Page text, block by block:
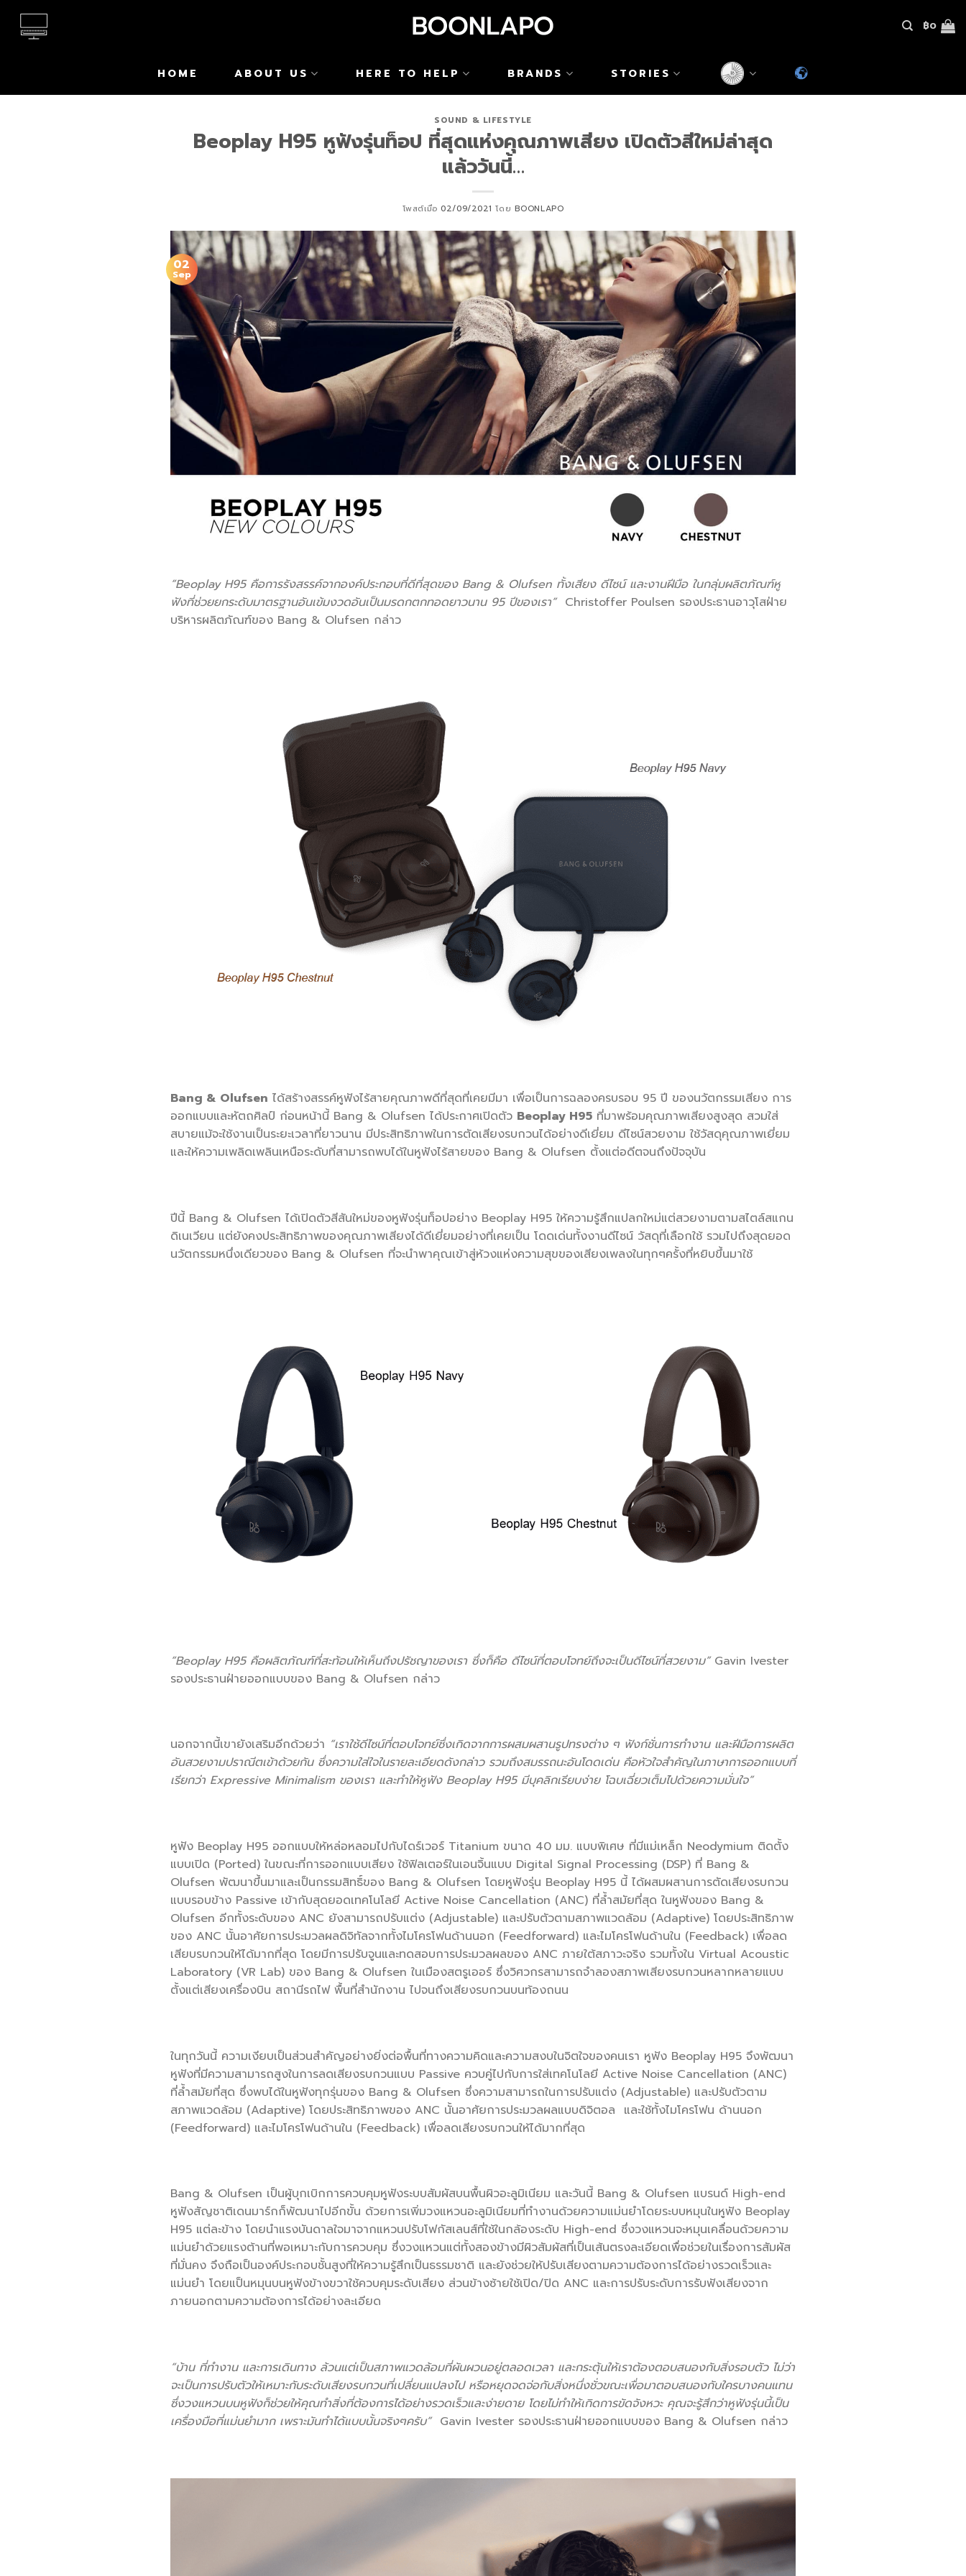
content
฿0
HOME ABOUT US HERE TO HELP BRANDS STORIES
SOUND & LIFESTYLE
Beoplay H95 หูฟังรุ่นท็อป ที่สุดแห่งคุณภาพเสียง เปิดตัวสีใหม่ล่าสุด
แล้ววันนี้…
โพสต์เมื่อ02/09/2021 โดย BOONLAPO
02
Sep
“Beoplay H95 คือการรังสรรค์จากองค์ประกอบที่ดีที่สุดของ Bang & Olufsen ทั้งเสียง ดีไซน์ และงานฝีมือ ในกลุ่มผลิตภัณฑ์หู
ฟังที่ช่วยยกระดับมาตรฐานอันเข้มงวดอันเป็นมรดกตกทอดยาวนาน 95 ปีของเรา”Christoffer Poulsen รองประธานอาวุโสฝ่าย
บริหารผลิตภัณฑ์ของ Bang & Olufsen กล่าว
Bang & Olufsen ได้สร้างสรรค์หูฟังไร้สายคุณภาพดีที่สุดที่เคยมีมา เพื่อเป็นการฉลองครบรอบ 95 ปี ของนวัตกรรมเสียง การ
ออกแบบและหัตถศิลป์ ก่อนหน้านี้ Bang & Olufsen ได้ประกาศเปิดตัว Beoplay H95 ที่มาพร้อมคุณภาพเสียงสูงสุด สวมใส่
สบายแม้จะใช้งานเป็นระยะเวลาที่ยาวนาน มีประสิทธิภาพในการตัดเสียงรบกวนได้อย่างดีเยี่ยม ดีไซน์สวยงาม ใช้วัสดุคุณภาพเยี่ยม
และให้ความเพลิดเพลินเหนือระดับที่สามารถพบได้ในหูฟังไร้สายของ Bang & Olufsen ตั้งแต่อดีตจนถึงปัจจุบัน
ปีนี้ Bang & Olufsen ได้เปิดตัวสีสันใหม่ของหูฟังรุ่นท็อปอย่าง Beoplay H95 ให้ความรู้สึกแปลกใหม่แต่สวยงามตามสไตล์สแกน
ดิเนเวียน แต่ยังคงประสิทธิภาพของคุณภาพเสียงได้ดีเยี่ยมอย่างที่เคยเป็น โดดเด่นทั้งงานดีไซน์ วัสดุที่เลือกใช้ รวมไปถึงสุดยอด
นวัตกรรมหนึ่งเดียวของ Bang & Olufsen ที่จะนำพาคุณเข้าสู่ห้วงแห่งความสุขของเสียงเพลงในทุกๆครั้งที่หยิบขึ้นมาใช้
“Beoplay H95 คือผลิตภัณฑ์ที่สะท้อนให้เห็นถึงปรัชญาของเรา ซึ่งก็คือ ดีไซน์ที่ตอบโจทย์ถึงจะเป็นดีไซน์ที่สวยงาม”Gavin Ivester
รองประธานฝ่ายออกแบบของ Bang & Olufsen กล่าว
นอกจากนี้เขายังเสริมอีกด้วยว่า “เราใช้ดีไซน์ที่ตอบโจทย์ซึ่งเกิดจากการผสมผสานรูปทรงต่าง ๆ ฟังก์ชั่นการทำงาน และฝีมือการผลิต
อันสวยงามปราณีตเข้าด้วยกัน ซึ่งความใส่ใจในรายละเอียดดังกล่าว รวมถึงสมรรถนะอันโดดเด่น คือหัวใจสำคัญในภาษาการออกแบบที่
เรียกว่า Expressive Minimalism ของเรา และทำให้หูฟัง Beoplay H95 มีบุคลิกเรียบง่าย โฉบเฉี่ยวเต็มไปด้วยความมั่นใจ”
หูฟัง Beoplay H95 ออกแบบให้หล่อหลอมไปกับไดร์เวอร์ Titanium ขนาด 40 มม. แบบพิเศษ ที่มีแม่เหล็ก Neodymium ติดตั้ง
แบบเปิด (Ported) ในขณะที่การออกแบบเสียง ใช้ฟิลเตอร์ในเอนจิ้นแบบ Digital Signal Processing (DSP) ที่ Bang &
Olufsen พัฒนาขึ้นมาและเป็นกรรมสิทธิ์ของ Bang & Olufsen โดยหูฟังรุ่น Beoplay H95 นี้ ได้ผสมผสานการตัดเสียงรบกวน
แบบรอบข้าง Passive เข้ากับสุดยอดเทคโนโลยี Active Noise Cancellation (ANC) ที่ล้ำสมัยที่สุด ในหูฟังของ Bang &
Olufsen อีกทั้งระดับของ ANC ยังสามารถปรับแต่ง (Adjustable) และปรับตัวตามสภาพแวดล้อม (Adaptive) โดยประสิทธิภาพ
ของ ANC นั้นอาศัยการประมวลผลดิจิทัลจากทั้งไมโครโฟนด้านนอก (Feedforward) และไมโครโฟนด้านใน (Feedback) เพื่อลด
เสียบรบกวนให้ได้มากที่สุด โดยมีการปรับจูนและทดสอบการประมวลผลของ ANC ภายใต้สภาวะจริง รวมทั้งใน Virtual Acoustic
Laboratory (VR Lab) ของ Bang & Olufsen ในเมืองสตรูเออร์ ซึ่งวิศวกรสามารถจำลองสภาพเสียงรบกวนหลากหลายแบบ
ตั้งแต่เสียงเครื่องบิน สถานีรถไฟ พื้นที่สำนักงาน ไปจนถึงเสียงรบกวนบนท้องถนน
ในทุกวันนี้ ความเงียบเป็นส่วนสำคัญอย่างยิ่งต่อพื้นที่ทางความคิดและความสงบในจิตใจของคนเรา หูฟัง Beoplay H95 จึงพัฒนา
หูฟังที่มีความสามารถสูงในการลดเสียงรบกวนแบบ Passive ควบคู่ไปกับการใส่เทคโนโลยี Active Noise Cancellation (ANC)
ที่ล้ำสมัยที่สุด ซึ่งพบได้ในหูฟังทุกรุ่นของ Bang & Olufsen ซึ่งความสามารถในการปรับแต่ง (Adjustable) และปรับตัวตาม
สภาพแวดล้อม (Adaptive) โดยประสิทธิภาพของ ANC นั้นอาศัยการประมวลผลแบบดิจิตอล และใช้ทั้งไมโครโฟน ด้านนอก
(Feedforward) และไมโครโฟนด้านใน (Feedback) เพื่อลดเสียงรบกวนให้ได้มากที่สุด
Bang & Olufsen เป็นผู้บุกเบิกการควบคุมหูฟังระบบสัมผัสบนพื้นผิวอะลูมิเนียม และวันนี้ Bang & Olufsen แบรนด์ High-end
หูฟังสัญชาติเดนมาร์กก็พัฒนาไปอีกขั้น ด้วยการเพิ่มวงแหวนอะลูมิเนียมที่ทำงานด้วยความแม่นยำโดยระบบหมุนในหูฟัง Beoplay
H95 แต่ละข้าง โดยนำแรงบันดาลใจมาจากแหวนปรับโฟกัสเลนส์ที่ใช้ในกล้องระดับ High-end ซึ่งวงแหวนจะหมุนเคลื่อนด้วยความ
แม่นยำด้วยแรงต้านที่พอเหมาะกับการควบคุม ซึ่งวงแหวนแต่ทั้งสองข้างมีผิวสัมผัสที่เป็นเส้นตรงละเอียดเพื่อช่วยในเรื่องการสัมผัส
ที่มั่นคง จึงถือเป็นองค์ประกอบชั้นสูงที่ให้ความรู้สึกเป็นธรรมชาติ และยังช่วยให้ปรับเสียงตามความต้องการได้อย่างรวดเร็วและ
แม่นยำ โดยแป็นหมุนบนหูฟังข้างขวาใช้ควบคุมระดับเสียง ส่วนข้างซ้ายใช้เปิด/ปิด ANC และการปรับระดับการรับฟังเสียงจาก
ภายนอกตามความต้องการได้อย่างละเอียด
“บ้าน ที่ทำงาน และการเดินทาง ล้วนแต่เป็นสภาพแวดล้อมที่ผันผวนอยู่ตลอดเวลา และกระตุ้นให้เราต้องตอบสนองกับสิ่งรอบตัว ไม่ว่า
จะเป็นการปรับตัวให้เหมาะกับระดับเสียงรบกวนที่เปลี่ยนแปลงไป หรือหยุดจดจ่อกับสิ่งหนึ่งชั่วขณะเพื่อมาตอบสนองกับใครบางคนแทน
ซึ่งวงแหวนบนหูฟังก็ช่วยให้คุณทำสิ่งที่ต้องการได้อย่างรวดเร็วและง่ายดาย โดยไม่ทำให้เกิดการขัดจังหวะ คุณจะรู้สึกว่าหูฟังรุ่นนี้เป็น
เครื่องมือที่แม่นยำมาก เพราะมันทำได้แบบนั้นจริงๆครับ”Gavin Ivester รองประธานฝ่ายออกแบบของ Bang & Olufsen กล่าว